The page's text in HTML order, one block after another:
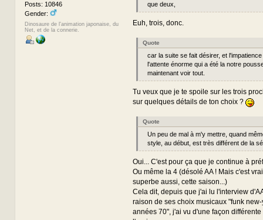
Posts: 10846
Gender:
Dinosaure de l'animation japonaise, du
Net, et de la connerie.
que deux,
Euh, trois, donc.
Quote
car la suite se fait désirer, et
l'attente énorme qui a été la notre
maintenant voir tout.
Tu veux que je te spoile sur les trois
sur quelques détails de ton choix ?
Quote
Un peu de mal à m'y mettre, quand
style, au début, est très différent de la
Oui... C'est pour ça que je continue à
Ou même la 4 (désolé AA ! Mais c'est
superbe aussi, cette saison...)
Cela dit, depuis que j'ai lu l'interview
raison de ses choix musicaux "funk
années 70", j'ai vu d'une façon